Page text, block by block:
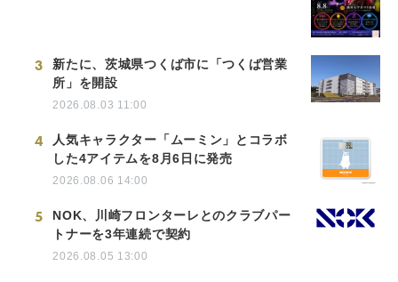
3
新たに、茨城県つくば市に「つくば営業
所」を開設
2026.08.03 11:00
4
人気キャラクター「ムーミン」とコラボ
した4アイテムを8月6日に発売
2026.08.06 14:00
5
NOK、川崎フロンターレとのクラブパー
トナーを3年連続で契約
2026.08.05 13:00